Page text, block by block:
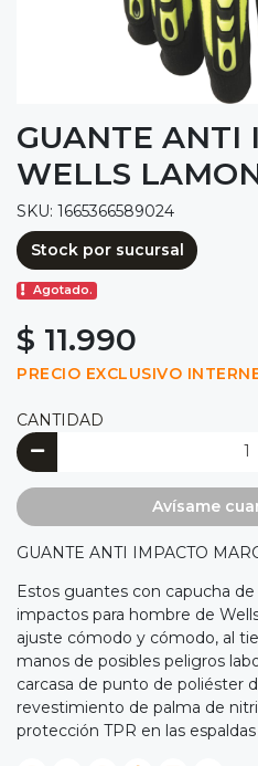
GUANTE ANTI
WELLS
SKU: 1665366589024
Stock por sucursal
Agotado.
$ 11.990
PRECIO EXCLUSIVO
CANTIDAD
Avísame
GUANTE ANTI IMPACTO
Estos guantes con capucha
impactos para hombre de
ajuste cómodo y cómodo, al
manos de posibles peligros
carcasa de punto de poliéster
revestimiento de palma de
protección TPR en las